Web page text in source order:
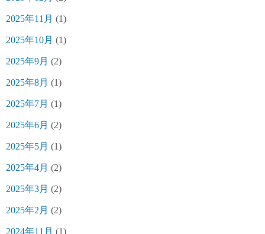
2025年11月 (1)
2025年10月 (1)
2025年9月 (2)
2025年8月 (1)
2025年7月 (1)
2025年6月 (2)
2025年5月 (1)
2025年4月 (2)
2025年3月 (2)
2025年2月 (2)
2024年11月 (1)